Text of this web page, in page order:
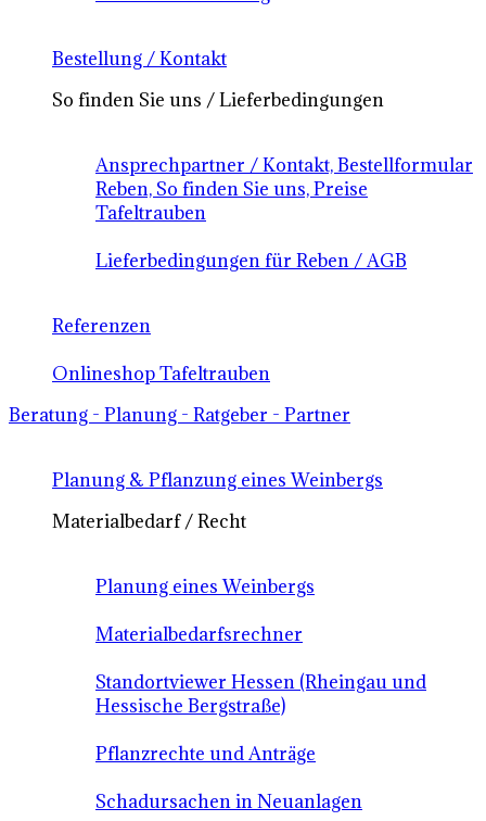
Bestellung / Kontakt
So finden Sie uns / Lieferbedingungen
Ansprechpartner / Kontakt, Bestellformular
Reben, So finden Sie uns, Preise
Tafeltrauben
Lieferbedingungen für Reben / AGB
Referenzen
Onlineshop Tafeltrauben
Beratung - Planung - Ratgeber - Partner
Planung & Pflanzung eines Weinbergs
Materialbedarf / Recht
Planung eines Weinbergs
Materialbedarfsrechner
Standortviewer Hessen (Rheingau und
Hessische Bergstraße)
Pflanzrechte und Anträge
Schadursachen in Neuanlagen